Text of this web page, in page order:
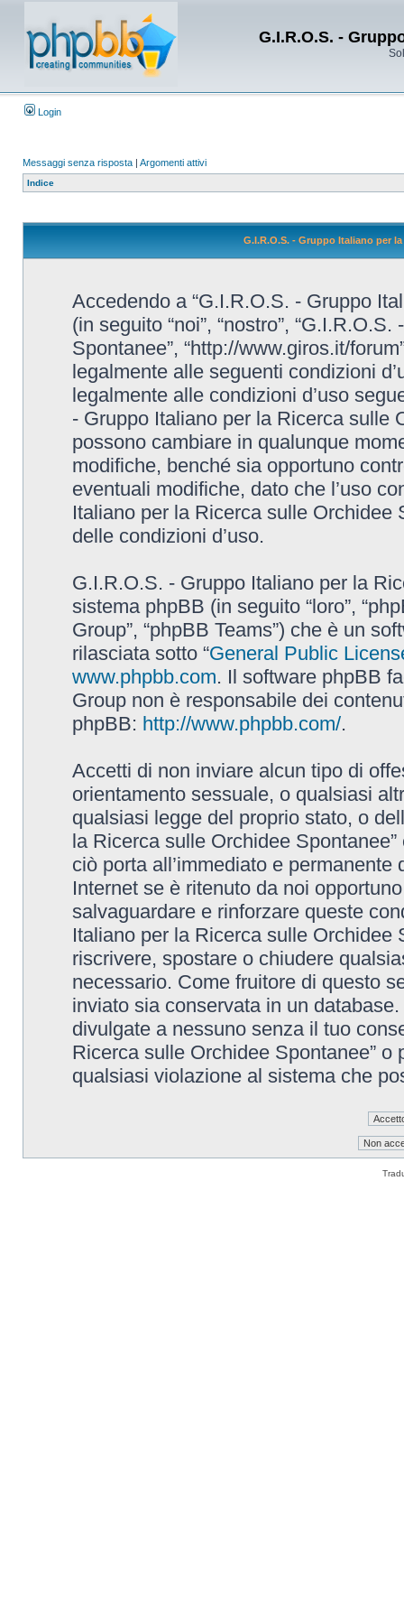
G.I.R.O.S. -
Login
Messaggi senza risposta | Argomenti attivi
Indice
G.I.R.O.S. - Gruppo Italiano per
Accedendo a “G.I.R.O.S. - Gruppo
(in seguito “noi”, “nostro”,
Spontanee”, “http://www.giros.it/
legalmente alle seguenti condizioni
legalmente alle condizioni d’uso
- Gruppo Italiano per la Ricerca sulle
possono cambiare in qualunque
modifiche, benché sia opportuno
eventuali modifiche, dato che l’uso
Italiano per la Ricerca sulle Orchidee
delle condizioni d’uso.
G.I.R.O.S. - Gruppo Italiano per la
sistema phpBB (in seguito “loro”,
Group”, “phpBB Teams”) che è un
rilasciata sotto “General Public
www.phpbb.com. Il software phpBB
Group non è responsabile dei
phpBB: http://www.phpbb.com/.
Accetti di non inviare alcun tipo di
orientamento sessuale, o qualsiasi
qualsiasi legge del proprio stato, o
la Ricerca sulle Orchidee
ciò porta all’immediato e
Internet se è ritenuto da noi
salvaguardare e rinforzare queste
Italiano per la Ricerca sulle Orchidee
riscrivere, spostare o chiudere
necessario. Come fruitore di questo
inviato sia conservata in un
divulgate a nessuno senza il tuo
Ricerca sulle Orchidee Spontanee”
qualsiasi violazione al sistema che